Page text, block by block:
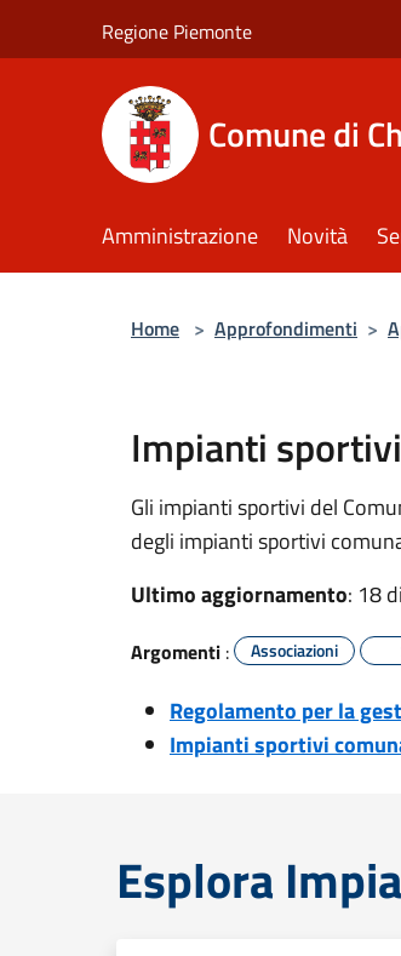
Regione Piemonte
Comune di
Amministrazione Novità
Home > Approfondimenti >
Impianti
Gli impianti sportivi del
degli impianti sportivi
Ultimo aggiornamento: 18
Argomenti : Associazioni
Regolamento per la
Impianti sportivi
Esplora